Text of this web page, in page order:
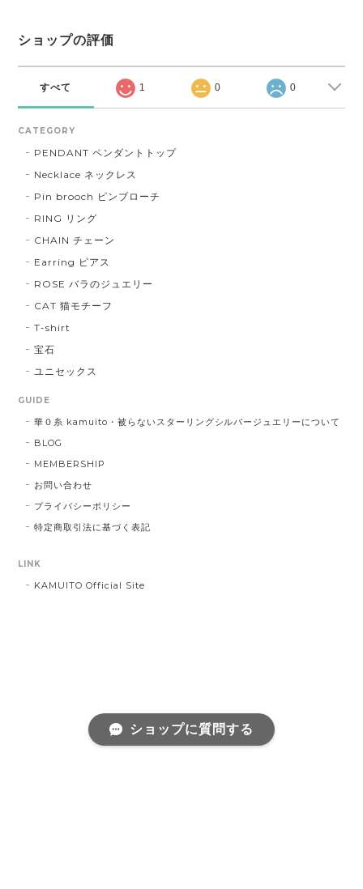
ショップの評価
すべて 1 0 0
CATEGORY
PENDANT ペンダントトップ
Necklace ネックレス
Pin brooch ピンブローチ
RING リング
CHAIN チェーン
Earring ピアス
ROSE バラのジュエリー
CAT 猫モチーフ
T-shirt
宝石
ユニセックス
GUIDE
華０糸 kamuito・被らないスターリングシルバージュエリーについて
BLOG
MEMBERSHIP
お問い合わせ
プライバシーポリシー
特定商取引法に基づく表記
LINK
KAMUITO Official Site
ショップに質問する